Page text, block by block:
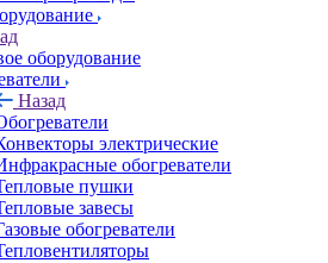
оборудование
Назад
электрические
обогреватели
пушки
завесы
обогреватели